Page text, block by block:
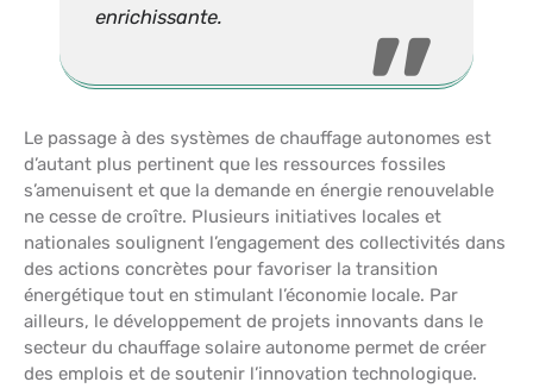
enrichissante.
Le passage à des systèmes de chauffage autonomes est
d’autant plus pertinent que les ressources fossiles
s’amenuisent et que la demande en énergie renouvelable
ne cesse de croître. Plusieurs initiatives locales et
nationales soulignent l’engagement des collectivités dans
des actions concrètes pour favoriser la transition
énergétique tout en stimulant l’économie locale. Par
ailleurs, le développement de projets innovants dans le
secteur du chauffage solaire autonome permet de créer
des emplois et de soutenir l’innovation technologique.